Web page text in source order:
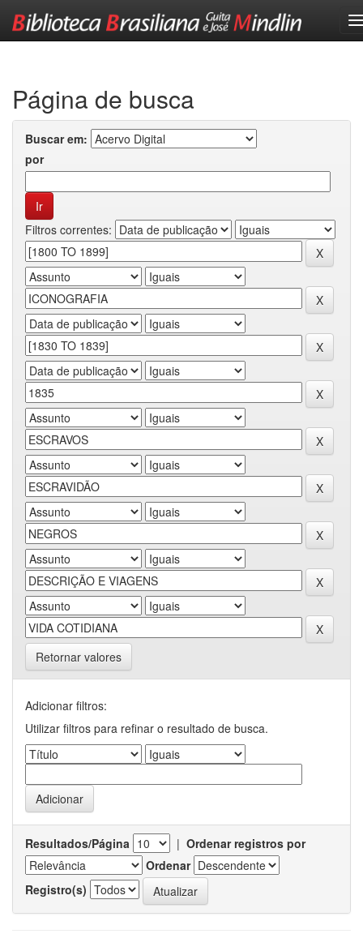
Página de busca
Buscar em:
por
Filtros correntes:
Retornar valores
Adicionar filtros:
Utilizar filtros para refinar o resultado de busca.
Resultados/Página | Ordenar registros por
Ordenar
Registro(s)